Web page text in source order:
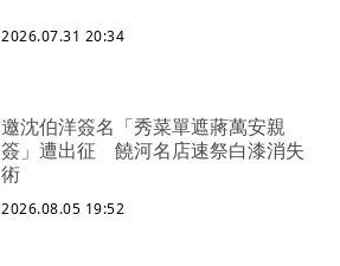
2026.07.31 20:34
邀沈伯洋簽名「秀菜單遮蔣萬安親
簽」遭出征 饒河名店速祭白漆消失
術
2026.08.05 19:52